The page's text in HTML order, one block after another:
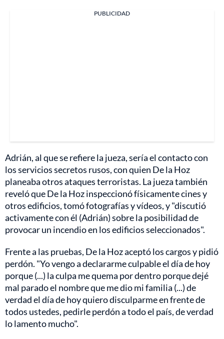
PUBLICIDAD
Adrián, al que se refiere la jueza, sería el contacto con
los servicios secretos rusos, con quien De la Hoz
planeaba otros ataques terroristas. La jueza también
reveló que De la Hoz inspeccionó físicamente cines y
otros edificios, tomó fotografías y vídeos, y "discutió
activamente con él (Adrián) sobre la posibilidad de
provocar un incendio en los edificios seleccionados".
Frente a las pruebas, De la Hoz aceptó los cargos y pidió
perdón. "Yo vengo a declararme culpable el día de hoy
porque (...) la culpa me quema por dentro porque dejé
mal parado el nombre que me dio mi familia (...) de
verdad el día de hoy quiero disculparme en frente de
todos ustedes, pedirle perdón a todo el país, de verdad
lo lamento mucho".